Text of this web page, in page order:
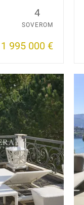
4
SOVEROM
1 995 000 €